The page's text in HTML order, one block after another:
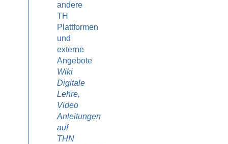
andere
TH
Plattformen
und
externe
Angebote
Wiki
Digitale
Lehre,
Video
Anleitungen
auf
THN